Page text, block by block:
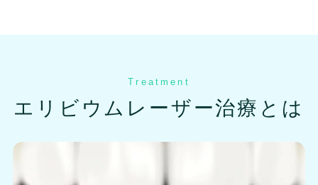
Treatment
エリビウムレーザー治療とは